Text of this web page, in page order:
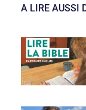
A LIRE AUSSI